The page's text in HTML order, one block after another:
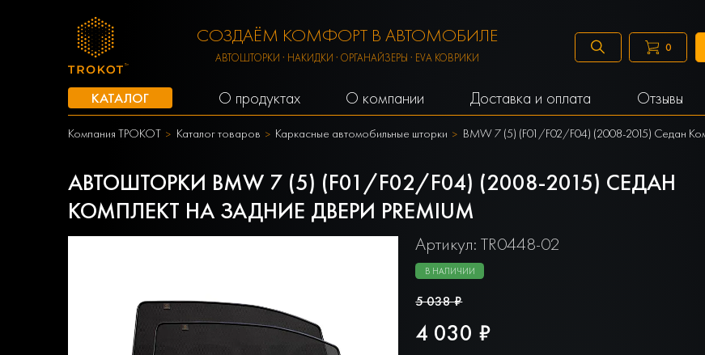
СОЗДАЁМ КОМФОРТ В АВТОМОБИЛЕ
АВТОШТОРКИ · НАКИДКИ · ОРГАНАЙЗЕРЫ · EVA КОВРИКИ
0
КАТАЛОГ О продуктах О компании Доставка и оплата Отзывы
Компания ТРОКОТ Каталог товаров Каркасные автомобильные шторки BMW 7 (5) (F01/F02/F04) (2008-2015) Седан
АВТОШТОРКИ BMW 7 (5) (F01/F02/F04) (2008-2015) СЕДАН
КОМПЛЕКТ НА ЗАДНИЕ ДВЕРИ PREMIUM
Артикул: TR0448-02
В НАЛИЧИИ
5 038 ₽
4 030 ₽